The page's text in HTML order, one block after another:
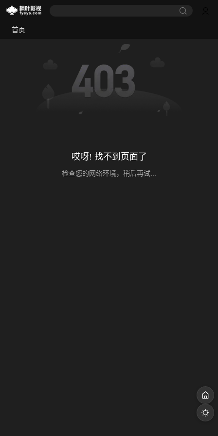
首页
哎呀! 找不到页面了
检查您的网络环境，稍后再试...